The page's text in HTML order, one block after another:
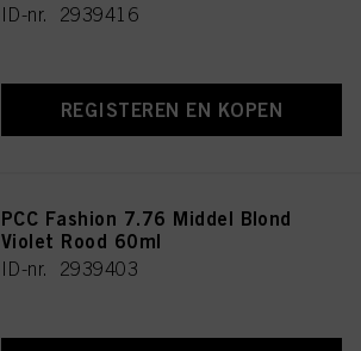
ID-nr. 2939416
REGISTEREN EN KOPEN
PCC Fashion 7.76 Middel Blond
Violet Rood 60ml
ID-nr. 2939403